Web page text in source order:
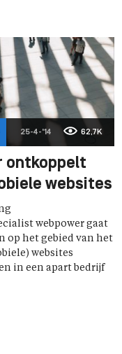
25-4-'14 62,7K
ontkoppelt
websites
webpower gaat
op het gebied van het
websites
in een apart bedrijf